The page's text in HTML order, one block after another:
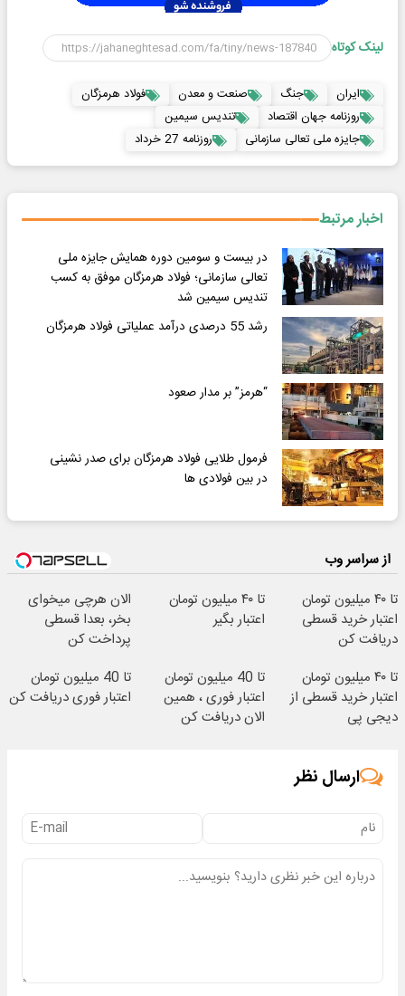
لینک کوتاه
ایران جنگ صنعت و معدن
فولاد هرمزگان
روزنامه جهان اقتصاد
تندیس سیمین
جایزه ملی تعالی سازمانی
روزنامه 27 خرداد
اخبار مرتبط
در بیست و سومین دوره همایش جایزه ملی
تعالی سازمانی؛ فولاد هرمزگان موفق به کسب
تندیس سیمین شد
رشد 55 درصدی درآمد عملیاتی فولاد هرمزگان
“هرمز” بر مدار صعود
فرمول طلایی فولاد هرمزگان برای صدر نشینی
در بین فولادی ها
از سراسر وب
تا ۴۰ میلیون تومان
اعتبار خرید قسطی
دریافت کن
تا ۴۰ میلیون تومان
اعتبار بگیر
الان هرچی میخوای
بخر، بعدا قسطی
پرداخت کن
تا ۴۰ میلیون تومان
اعتبار خرید قسطی از
دیجی پی
تا 40 میلیون تومان
اعتبار فوری ، همین
الان دریافت کن
تا 40 میلیون تومان
اعتبار فوری دریافت کن
ارسال نظر